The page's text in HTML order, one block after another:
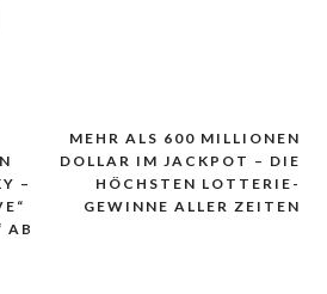
–
AB
MEHR ALS 600 MILLIONEN
DOLLAR IM JACKPOT – DIE
HÖCHSTEN LOTTERIE-
GEWINNE ALLER ZEITEN